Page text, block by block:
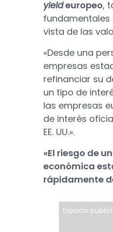
yieldeuropeo,
vista de las
«Desde una
empresas
refinanciar su
un tipo de
las empresas
de interés
EE. UU.».
«El riesgo de
económica
rápidamente
Espacio